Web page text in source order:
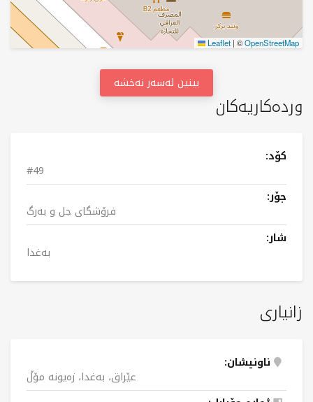
وردەکاریەکان
کۆد:
#49
جۆر:
فرۆشگای جل و بەرگ
شار:
بەغدا
زانیاری
ناونیشان:
عێراق، بەغدا، زەیونە مۆڵ
Leaflet | ©OpenStreetMap
بینین لەسەر نەخشە